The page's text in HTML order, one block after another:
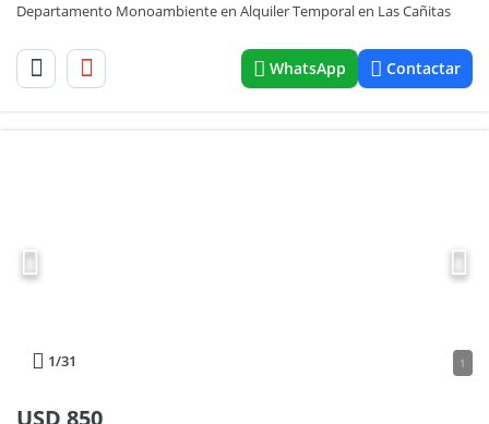
Departamento Monoambiente en Alquiler Temporal en Las Cañitas
WhatsApp Contactar
1/31 1
USD 850